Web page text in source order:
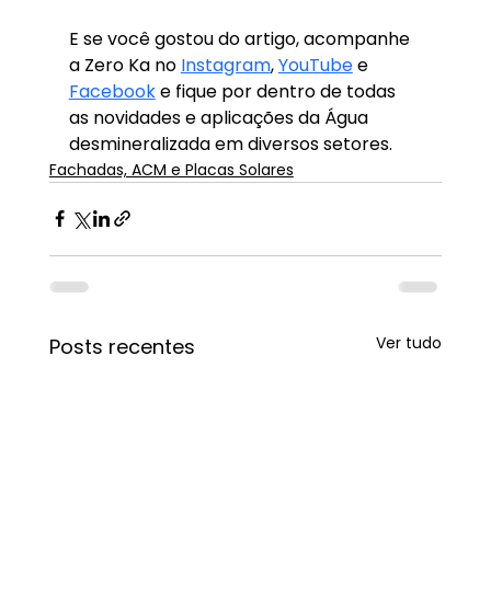
E se você gostou do artigo, acompanhe
a Zero Ka no Instagram, YouTube e
Facebook e fique por dentro de todas
as novidades e aplicações da Água
desmineralizada em diversos setores.
Fachadas, ACM e Placas Solares
Posts recentes Ver tudo